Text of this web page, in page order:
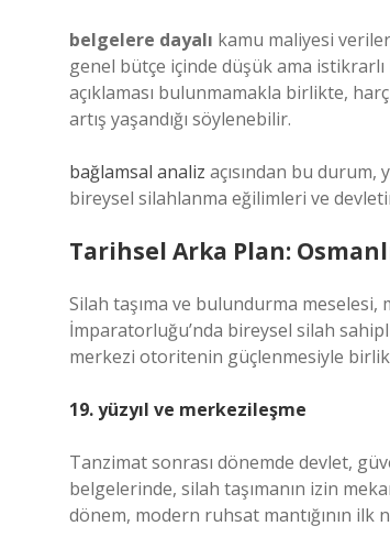
belgelere dayalı kamu maliyesi
genel bütçe içinde düşük ama
açıklaması bulunmamakla birlikte,
artış yaşandığı söylenebilir.
bağlamsal analiz açısından bu
bireysel silahlanma eğilimleri ve
Tarihsel Arka Plan:
Silah taşıma ve bulundurma meselesi,
İmparatorluğu’nda bireysel silah
merkezi otoritenin güçlenmesiyle
19. yüzyıl ve merkezileşme
Tanzimat sonrası dönemde devlet,
belgelerinde, silah taşımanın izin
dönem, modern ruhsat mantığının